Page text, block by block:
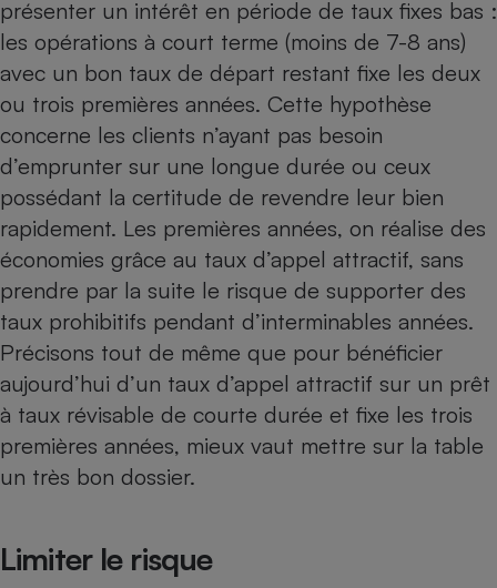
présenter un intérêt en période de taux fixes bas :
les opérations à court terme (moins de 7-8 ans)
avec un bon taux de départ restant fixe les deux
ou trois premières années. Cette hypothèse
concerne les clients n’ayant pas besoin
d’emprunter sur une longue durée ou ceux
possédant la certitude de revendre leur bien
rapidement. Les premières années, on réalise des
économies grâce au taux d’appel attractif, sans
prendre par la suite le risque de supporter des
taux prohibitifs pendant d’interminables années.
Précisons tout de même que pour bénéficier
aujourd’hui d’un taux d’appel attractif sur un prêt
à taux révisable de courte durée et fixe les trois
premières années, mieux vaut mettre sur la table
un très bon dossier.
Limiter le risque